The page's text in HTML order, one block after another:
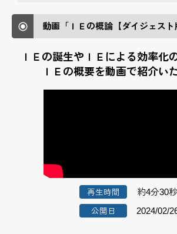
動画「ＩＥの概論【ダイジェスト
ＩＥの誕生やＩＥによる効率化
ＩＥの概要を動画で紹介い
再生時間 約4分30秒
公開日 2024/02/